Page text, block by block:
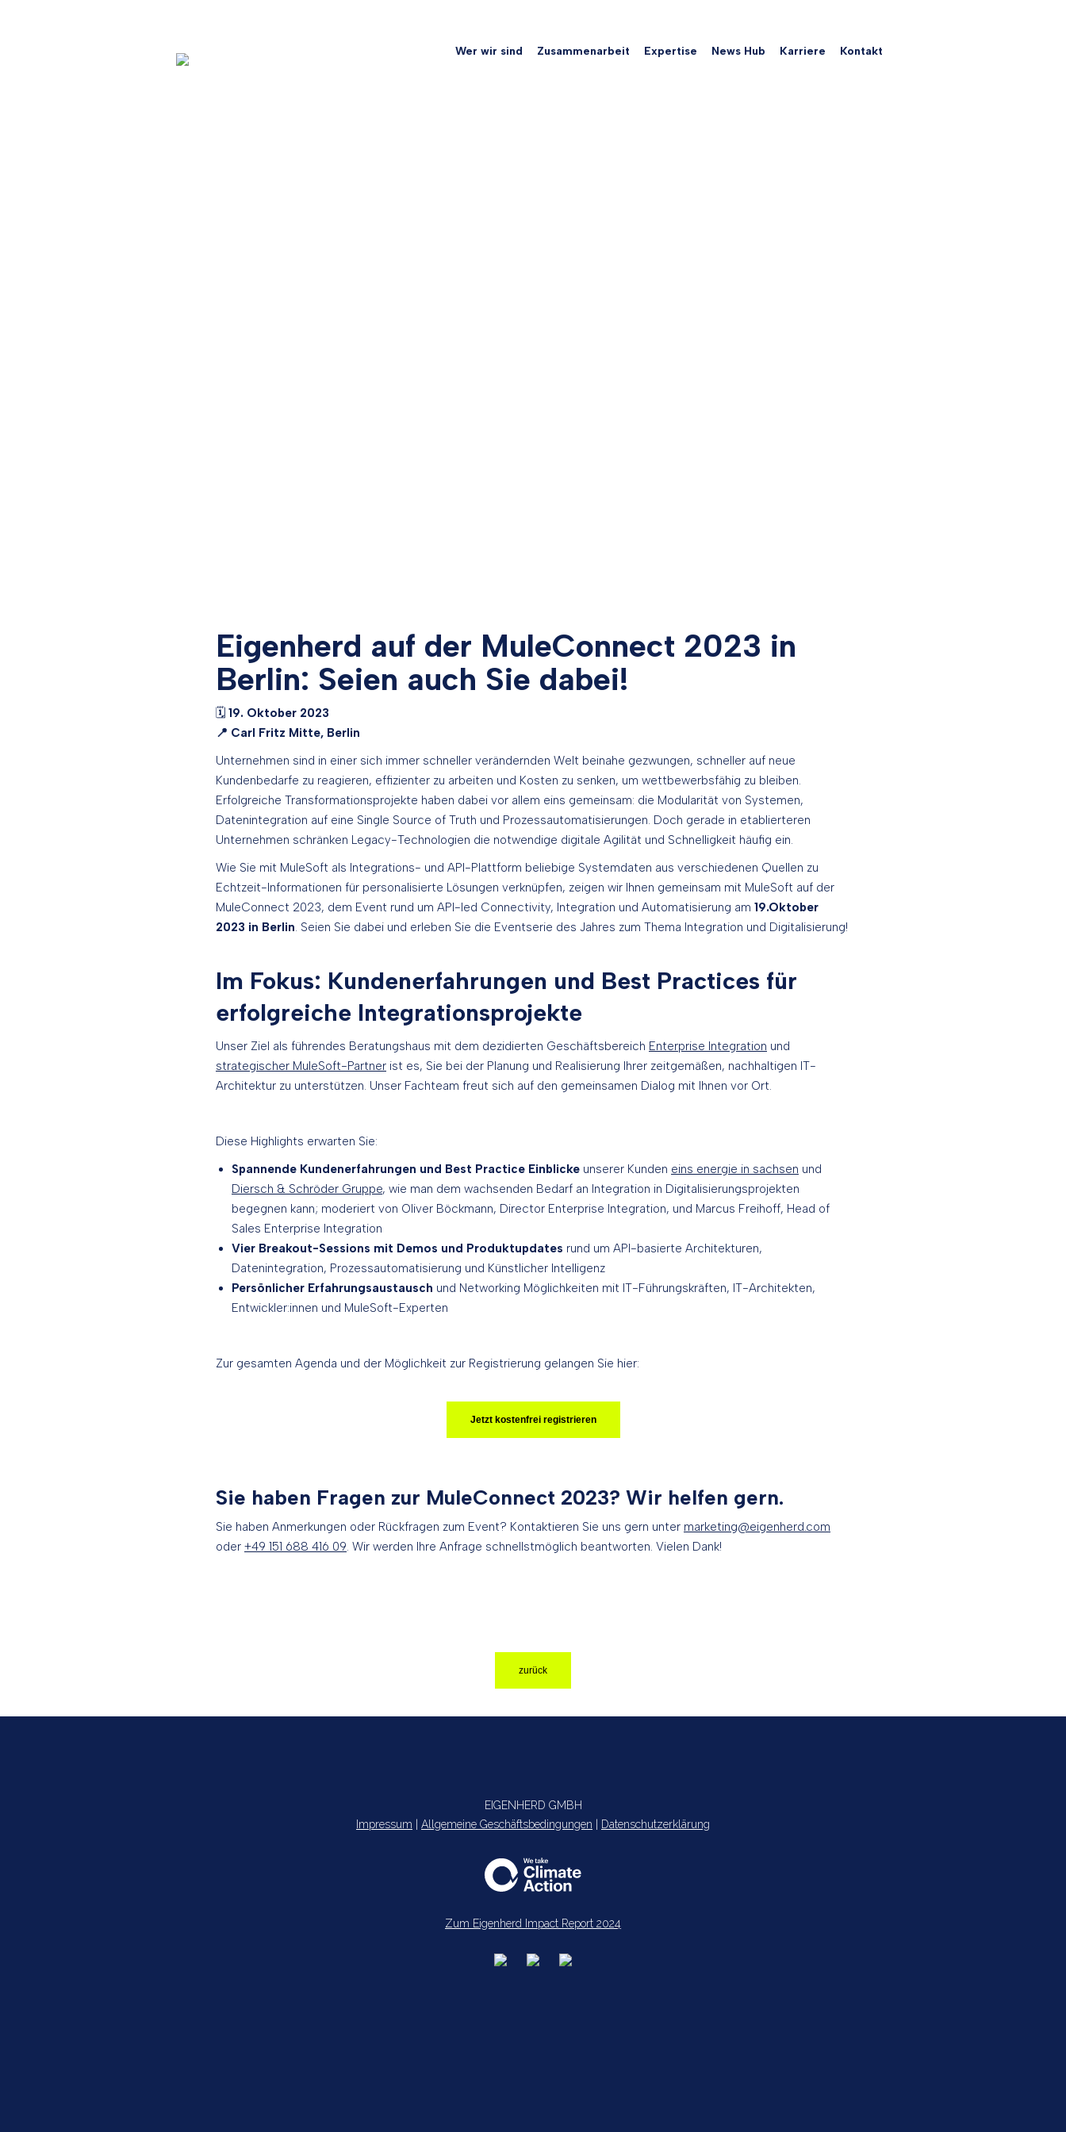
Wer wir sind Zusammenarbeit Expertise News Hub Karriere Kontakt
Eigenherd auf der MuleConnect 2023 in
Berlin: Seien auch Sie dabei!
🗓️ 19. Oktober 2023
📍 Carl Fritz Mitte, Berlin
Unternehmen sind in einer sich immer schneller verändernden Welt beinahe gezwungen, schneller auf neue
Kundenbedarfe zu reagieren, effizienter zu arbeiten und Kosten zu senken, um wettbewerbsfähig zu bleiben.
Erfolgreiche Transformationsprojekte haben dabei vor allem eins gemeinsam: die Modularität von Systemen,
Datenintegration auf eine Single Source of Truth und Prozessautomatisierungen. Doch gerade in etablierteren
Unternehmen schränken Legacy-Technologien die notwendige digitale Agilität und Schnelligkeit häufig ein.
Wie Sie mit MuleSoft als Integrations- und API-Plattform beliebige Systemdaten aus verschiedenen Quellen zu
Echtzeit-Informationen für personalisierte Lösungen verknüpfen, zeigen wir Ihnen gemeinsam mit MuleSoft auf der
MuleConnect 2023, dem Event rund um API-led Connectivity, Integration und Automatisierung am 19.Oktober
2023 in Berlin. Seien Sie dabei und erleben Sie die Eventserie des Jahres zum Thema Integration und Digitalisierung!
Im Fokus: Kundenerfahrungen und Best Practices für
erfolgreiche Integrationsprojekte
Unser Ziel als führendes Beratungshaus mit dem dezidierten Geschäftsbereich Enterprise Integration und
strategischer MuleSoft-Partner ist es, Sie bei der Planung und Realisierung Ihrer zeitgemäßen, nachhaltigen IT-
Architektur zu unterstützen. Unser Fachteam freut sich auf den gemeinsamen Dialog mit Ihnen vor Ort.
Diese Highlights erwarten Sie:
Spannende Kundenerfahrungen und Best Practice Einblicke unserer Kunden eins energie in sachsen und
Diersch & Schröder Gruppe, wie man dem wachsenden Bedarf an Integration in Digitalisierungsprojekten
begegnen kann; moderiert von Oliver Böckmann, Director Enterprise Integration, und Marcus Freihoff, Head of
Sales Enterprise Integration
Vier Breakout-Sessions mit Demos und Produktupdates rund um API-basierte Architekturen,
Datenintegration, Prozessautomatisierung und Künstlicher Intelligenz
Persönlicher Erfahrungsaustausch und Networking Möglichkeiten mit IT-Führungskräften, IT-Architekten,
Entwickler:innen und MuleSoft-Experten
Zur gesamten Agenda und der Möglichkeit zur Registrierung gelangen Sie hier:
Jetzt kostenfrei registrieren
Sie haben Fragen zur MuleConnect 2023? Wir helfen gern.
Sie haben Anmerkungen oder Rückfragen zum Event? Kontaktieren Sie uns gern unter marketing@eigenherd.com
oder +49 151 688 416 09. Wir werden Ihre Anfrage schnellstmöglich beantworten. Vielen Dank!
zurück
EIGENHERD GMBH
Impressum
Allgemeine Geschäftsbedingungen Datenschutzerklärung
Zum Eigenherd Impact Report 2024